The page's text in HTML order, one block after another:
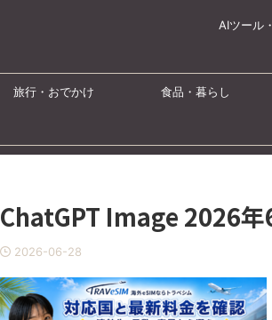
AIツール
旅行・おでかけ 食品・暮らし
ChatGPT Image 2026
2026-06-28